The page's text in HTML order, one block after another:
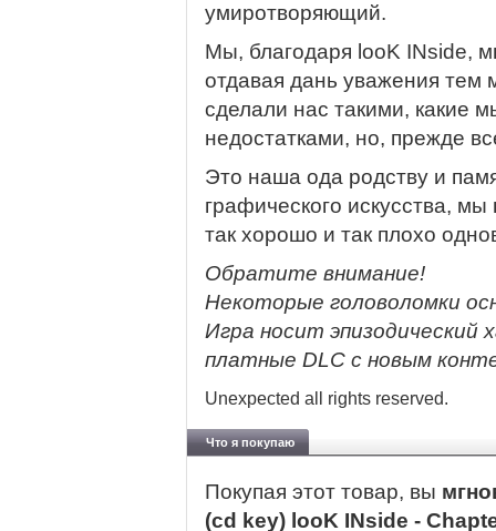
умиротворяющий.
Мы, благодаря looK INside,
отдавая дань уважения
сделали нас такими, какие
недостатками, но, прежде
Это наша ода родству и
графического искусства,
так хорошо и так плохо
Обратите внимание!
Некоторые головоломки
Игра носит эпизодический
платные DLC с новым
Unexpected all rights reserved.
Что я покупаю
Покупая этот товар, вы
(cd key) looK INside -